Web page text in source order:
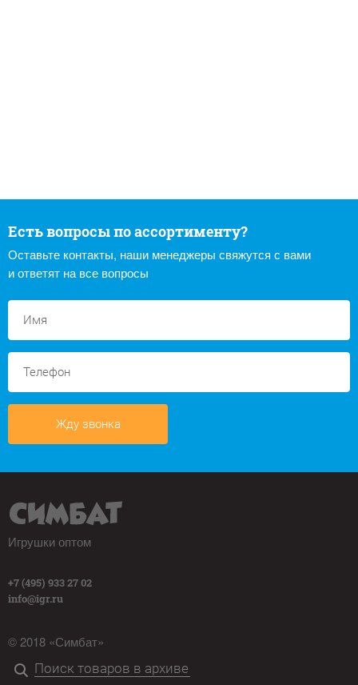
Есть вопросы по ассортименту?
Оставьте контакты, наши менеджеры свяжутся с вами
и ответят на все вопросы
Жду звонка
Игрушки оптом
+7 (495) 933 27 02
info@igr.ru
© 2018 «Симбат»